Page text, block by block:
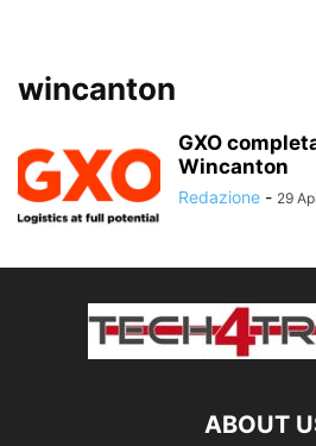
wincanton
GXO
Wincanton
Redazione - 29
ABOUT